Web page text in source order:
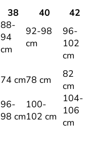
38 40 42
88-
94
cm
92-98
cm
96-
102
cm
74 cm78 cm
82
cm
96-
98 cm
100-
102 cm
104-
106
cm